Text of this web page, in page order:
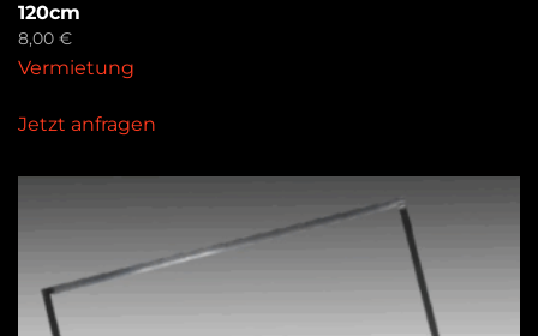
120cm
8,00 €
Vermietung
Jetzt anfragen